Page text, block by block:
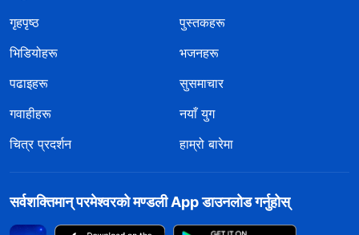
गृहपृष्ठ
पुस्तकहरू
भिडियोहरू
भजनहरू
पढाइहरू
सुसमाचार
गवाहीहरू
नयाँ युग
चित्र प्रदर्शन
हाम्रो बारेमा
सर्वशक्तिमान्‌ परमेश्‍वरको मण्डली App डाउनलोड गर्नुहोस्